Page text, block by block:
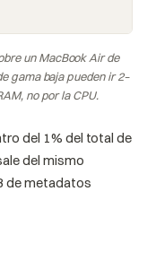
un MacBook Air de
gama baja pueden ir 2–
no por la CPU.
del 1% del total de
del mismo
de metadatos